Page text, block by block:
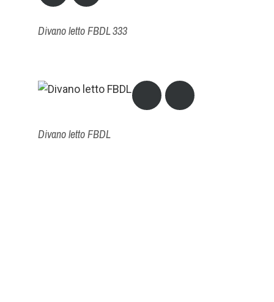
Divano letto FBDL 333
Divano letto FBDL